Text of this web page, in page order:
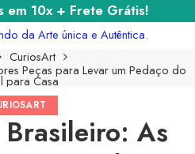
em 10x + Frete Grátis!
da Arte única e Autêntica.
CuriosArt
Peças para Levar um Pedaço do
para Casa
As